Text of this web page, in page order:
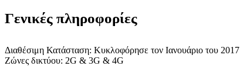
Γενικές πληροφορίες
Διαθέσιμη Κατάσταση: Κυκλοφόρησε τον Ιανουάριο του 2017
Ζώνες δικτύου: 2G & 3G & 4G